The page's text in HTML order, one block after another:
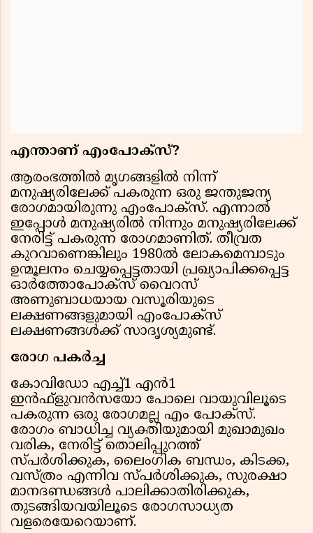
എന്താണ് എംപോക്സ്?
ആരംഭത്തില്‍ മൃഗങ്ങളില്‍ നിന്ന്
മനുഷ്യരിലേക്ക് പകരുന്ന ഒരു ജന്തുജന്യ
രോഗമായിരുന്നു എംപോക്സ്. എന്നാല്‍
ഇപ്പോള്‍ മനുഷ്യരില്‍ നിന്നും മനുഷ്യരിലേക്ക്
നേരിട്ട് പകരുന്ന രോഗമാണിത്. തീവ്രത
കുറവാണെങ്കിലും 1980ല്‍ ലോകമെമ്പാടും
ഉന്മൂലനം ചെയ്യപ്പെട്ടതായി പ്രഖ്യാപിക്കപ്പെട്ട
ഓര്‍ത്തോപോക്സ് വൈറസ്
അണുബാധയായ വസൂരിയുടെ
ലക്ഷണങ്ങളുമായി എംപോക്സ്
ലക്ഷണങ്ങള്‍ക്ക് സാദൃശ്യമുണ്ട്.
രോഗ പകര്‍ച്ച
കോവിഡോ എച്ച്1 എന്‍1
ഇന്‍ഫ്ളുവന്‍സയോ പോലെ വായുവിലൂടെ
പകരുന്ന ഒരു രോഗമല്ല എം പോക്സ്.
രോഗം ബാധിച്ച വ്യക്തിയുമായി മുഖാമുഖം
വരിക, നേരിട്ട് തൊലിപ്പുറത്ത്
സ്പര്‍ശിക്കുക, ലൈംഗിക ബന്ധം, കിടക്ക,
വസ്ത്രം എന്നിവ സ്പര്‍ശിക്കുക, സുരക്ഷാ
മാനദണ്ഡങ്ങള്‍ പാലിക്കാതിരിക്കുക,
തുടങ്ങിയവയിലൂടെ രോഗസാധ്യത
വളരെയേറെയാണ്.